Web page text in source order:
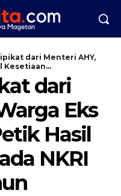
dari Menteri AHY,
Kesetiaan...
dari
Eks
Hasil
NKRI